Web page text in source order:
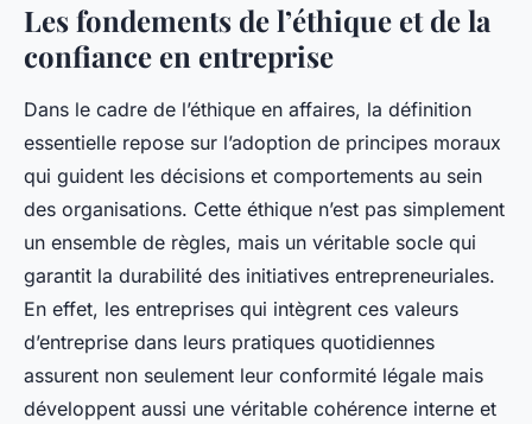
Les fondements de l’éthique et de la
confiance en entreprise
Dans le cadre de l’éthique en affaires, la définition
essentielle repose sur l’adoption de principes moraux
qui guident les décisions et comportements au sein
des organisations. Cette éthique n’est pas simplement
un ensemble de règles, mais un véritable socle qui
garantit la durabilité des initiatives entrepreneuriales.
En effet, les entreprises qui intègrent ces valeurs
d’entreprise dans leurs pratiques quotidiennes
assurent non seulement leur conformité légale mais
développent aussi une véritable cohérence interne et